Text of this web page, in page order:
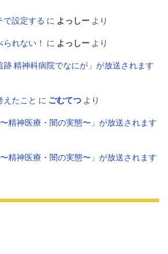
で設定する に よっしー より
れない！ に よっしー より
精神科病院でなにが」が放送されます
えたこと に ごむてつ より
精神医療・闇の実態〜」が放送されます
精神医療・闇の実態〜」が放送されます